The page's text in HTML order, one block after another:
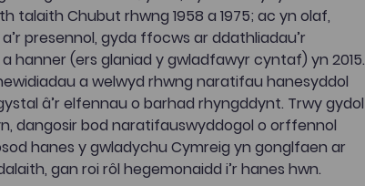
talaith Chubut rhwng 1958 a 1975; ac yn olaf,
presennol, gyda ffocws ar ddathliadau’r
hanner (ers glaniad y gwladfawyr cyntaf) yn 2015.
a welwyd rhwng naratifau hanesyddol
â’r elfennau o barhad rhyngddynt. Trwy gydol
dangosir bod naratifauswyddogol o orffennol
hanes y gwladychu Cymreig yn gonglfaen ar
gan roi rôl hegemonaidd i’r hanes hwn.